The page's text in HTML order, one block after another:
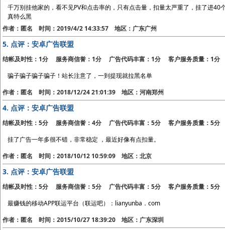
千万别挂他家的，看不见PV和点击率的，只有点击量，扣量太严重了，挂了进
真特么黑
作者：匿名 时间：2019/4/2 14:33:57 地区：广东广州
5. 点评：安卓广告联盟
结帐及时性：1分 服务商信誉：1分 广告代码丰富：1分 客户服务质量：1分
骗子骗子骗子骗子！站长注意了，一到提现就拉黑名单
作者：匿名 时间：2018/12/24 21:01:39 地区：河南郑州
4. 点评：安卓广告联盟
结帐及时性：5分 服务商信誉：4分 广告代码丰富：5分 客户服务质量：5分
挂了广告一年多很不错，非常稳定 ，最近好像有点扣量。
作者：匿名 时间：2018/10/12 10:59:09 地区：北京
3. 点评：安卓广告联盟
结帐及时性：5分 服务商信誉：5分 广告代码丰富：5分 客户服务质量：5分
最赚钱的移动APP联运平台（联运吧）：lianyunba．com
作者：匿名 时间：2015/10/27 18:39:20 地区：广东深圳